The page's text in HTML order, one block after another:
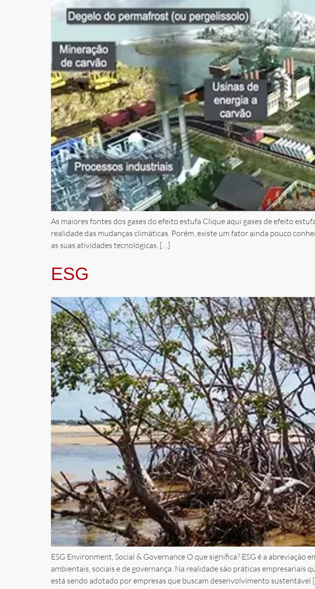
As maiores fontes dos gases do efeito estufa Clique aqui gases de efeito
realidade das mudanças climáticas. Porém, existe um fator ainda pouco
as suas atividades tecnológicas. […]
ESG
ESG Environment, Social & Governance O que significa? ESG é a
ambientais, sociais e de governança. Na realidade são práticas empresariais
está sendo adotado por empresas que buscam desenvolvimento sustentável